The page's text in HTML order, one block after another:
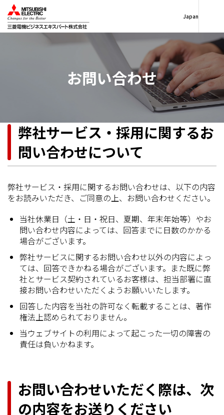
Japan
お問い合わせ
弊社サービス・採用に関するお
問い合わせについて
弊社サービス・採用に関するお問い合わせは、以下の内容
をお読みいただき、ご同意の上、お問い合わせください。
当社休業日（土・日・祝日、夏期、年末年始等）やお
問い合わせ内容によっては、回答までに日数のかかる
場合がございます。
弊社サービスに関するお問い合わせ以外の内容によっ
ては、回答できかねる場合がございます。また既に弊
社とサービス契約されているお客様は、担当部署に直
接お問い合わせいただくようお願いいたします。
回答した内容を当社の許可なく転載することは、著作
権法上認められておりません。
当ウェブサイトの利用によって起こった一切の障害の
責任は負いかねます。
お問い合わせいただく際は、次
の内容をお送りください